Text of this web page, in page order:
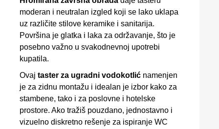
moderan i neutralan izgled koji se lako uklapa
uz različite stilove keramike i sanitarija.
Površina je glatka i laka za održavanje, što je
posebno važno u svakodnevnoj upotrebi
kupatila.
Ovaj taster za ugradni vodokotlić namenjen
je za zidnu montažu i idealan je izbor kako za
stambene, tako i za poslovne i hotelske
prostore. Ako tražiš pouzdano, jednostavno i
vizuelno diskretno rešenje za ispiranje WC